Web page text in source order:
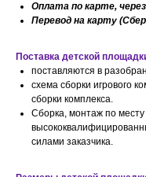
Оплата по карте,
Перевод на карту
Поставка детской
поставляются в
схема сборки игрового
сборки комплекса.
Сборка, монтаж по
силами заказчика.